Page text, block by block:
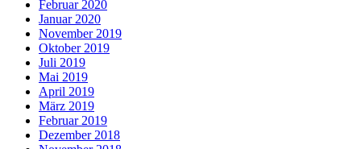
Februar 2020
Januar 2020
November 2019
Oktober 2019
Juli 2019
Mai 2019
April 2019
März 2019
Februar 2019
Dezember 2018